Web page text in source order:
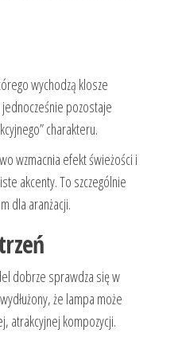
wychodzą klosze
jednocześnie pozostaje
charakteru.
wzmacnia efekt świeżości i
akcenty. To szczególnie
dla aranżacji.
dobrze sprawdza się w
że lampa może
atrakcyjnej kompozycji.